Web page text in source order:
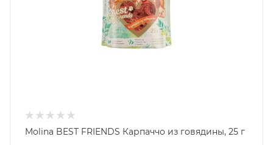
Molina BEST FRIENDS Карпаччо из говядины, 25 г